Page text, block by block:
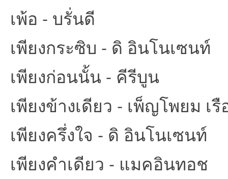
เพ้อ - บรั่นดี
เพียงกระซิบ - ดิ อินโนเซนท์
เพียงก่อนนั้น - คีรีบูน
เพียงข้างเดียว - เพ็ญโพยม เ
เพียงครึ่งใจ - ดิ อินโนเซนท์
เพียงคำเดียว - แมคอินทอช